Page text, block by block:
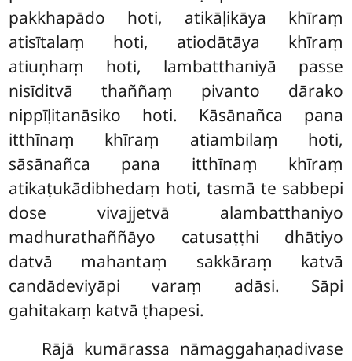
pakkhapādo hoti, atikāḷikāya khīraṃ
atisītalaṃ hoti, atiodātāya khīraṃ
atiuṇhaṃ hoti, lambatthaniyā passe
nisīditvā thaññaṃ pivanto dārako
nippīḷitanāsiko hoti. Kāsānañca pana
itthīnaṃ khīraṃ atiambilaṃ hoti,
sāsānañca pana itthīnaṃ khīraṃ
atikaṭukādibhedaṃ hoti, tasmā te sabbepi
dose vivajjetvā alambatthaniyo
madhurathaññāyo catusaṭṭhi dhātiyo
datvā mahantaṃ sakkāraṃ katvā
candādeviyāpi varaṃ adāsi. Sāpi
gahitakaṃ katvā ṭhapesi.
Rājā kumārassa nāmaggahaṇadivase